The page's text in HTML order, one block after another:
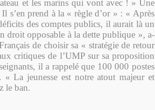
et les marins qui vont avec ! » Une
Il s’en prend à la « règle d’or » : « Après
des comptes publics, il aurait là un
droit opposable à la dette publique », a-
de choisir sa « stratégie de retour
critiques de l’UMP sur sa proposition
il a rappelé que 100 000 postes
La jeunesse est notre atout majeur et
le ban.